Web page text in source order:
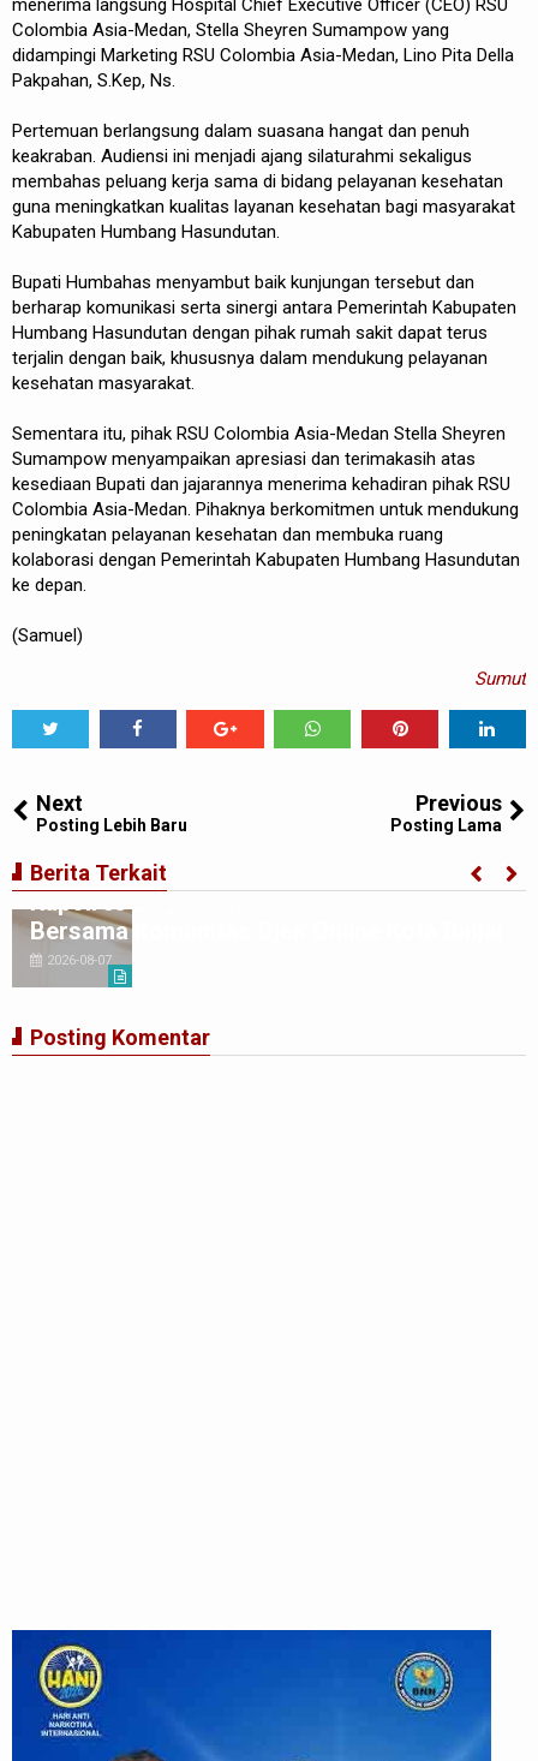
menerima langsung Hospital Chief Executive Officer (CEO) RSU
Colombia Asia-Medan, Stella Sheyren Sumampow yang
didampingi Marketing RSU Colombia Asia-Medan, Lino Pita Della
Pakpahan, S.Kep, Ns.
Pertemuan berlangsung dalam suasana hangat dan penuh
keakraban. Audiensi ini menjadi ajang silaturahmi sekaligus
membahas peluang kerja sama di bidang pelayanan kesehatan
guna meningkatkan kualitas layanan kesehatan bagi masyarakat
Kabupaten Humbang Hasundutan.
Bupati Humbahas menyambut baik kunjungan tersebut dan
berharap komunikasi serta sinergi antara Pemerintah Kabupaten
Humbang Hasundutan dengan pihak rumah sakit dapat terus
terjalin dengan baik, khususnya dalam mendukung pelayanan
kesehatan masyarakat.
Sementara itu, pihak RSU Colombia Asia-Medan Stella Sheyren
Sumampow menyampaikan apresiasi dan terimakasih atas
kesediaan Bupati dan jajarannya menerima kehadiran pihak RSU
Colombia Asia-Medan. Pihaknya berkomitmen untuk mendukung
peningkatan pelayanan kesehatan dan membuka ruang
kolaborasi dengan Pemerintah Kabupaten Humbang Hasundutan
ke depan.
(Samuel)
Sumut
Next
Posting Lebih Baru
Previous
Posting Lama
Berita Terkait
Bersama Komunitas Ojek Online Kota Binjai
2026-08-07
Posting Komentar